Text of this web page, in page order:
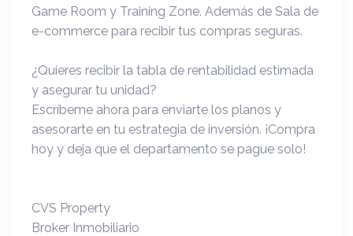
Game Room y Training Zone. Además de Sala de
e-commerce para recibir tus compras seguras.
¿Quieres recibir la tabla de rentabilidad estimada
y asegurar tu unidad?
Escríbeme ahora para enviarte los planos y
asesorarte en tu estrategia de inversión. ¡Compra
hoy y deja que el departamento se pague solo!
CVS Property
Broker Inmobiliario